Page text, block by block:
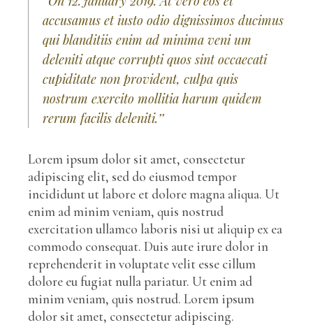
accusamus et iusto odio dignissimos ducimus
qui blanditiis enim ad minima veni um
deleniti atque corrupti quos sint occaecati
cupiditate non provident, culpa quis
nostrum exercito mollitia harum quidem
rerum facilis deleniti.’’
Lorem ipsum dolor sit amet, consectetur
adipiscing elit, sed do eiusmod tempor
incididunt ut labore et dolore magna aliqua. Ut
enim ad minim veniam, quis nostrud
exercitation ullamco laboris nisi ut aliquip ex ea
commodo consequat. Duis aute irure dolor in
reprehenderit in voluptate velit esse cillum
dolore eu fugiat nulla pariatur. Ut enim ad
minim veniam, quis nostrud. Lorem ipsum
dolor sit amet, consectetur adipiscing.